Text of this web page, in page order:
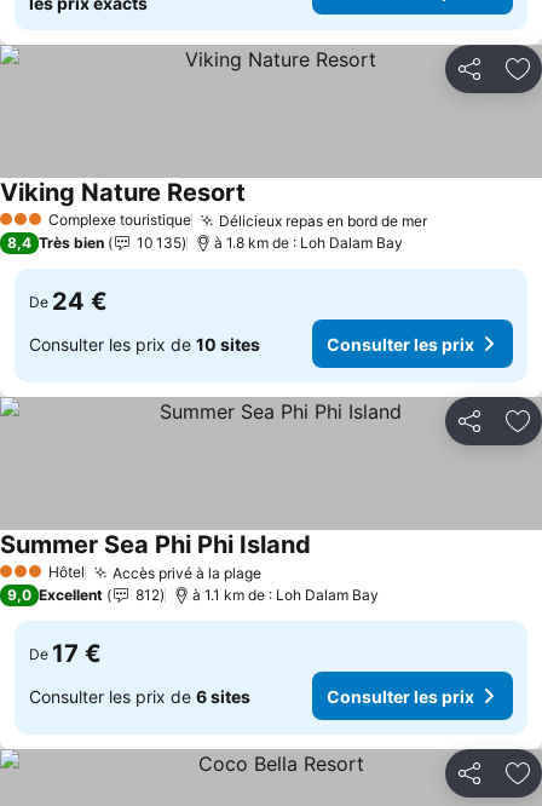
Partager
3 ÉtoilesComplexe touristique Délicieux repas en bord de mer
Viking Nature Resort
8,4 Très bien 10 135 à 1.8 km de : Loh Dalam Bay
De 24 €
Consulter les prix de 10 sites Consulter les prix
Partager
3 ÉtoilesHôtel Accès privé à la plage
Summer Sea Phi Phi Island
9,0 Excellent 812 à 1.1 km de : Loh Dalam Bay
De 17 €
Consulter les prix de 6 sites Consulter les prix
Partager